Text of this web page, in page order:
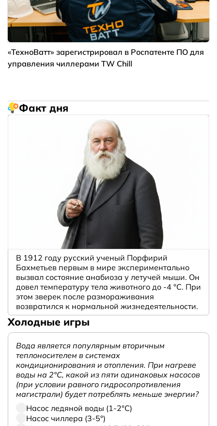
«ТехноВатт» зарегистрировал в Роспатенте ПО для
управления чиллерами TW Chill
Факт дня
В 1912 году русский ученый Порфирий
Бахметьев первым в мире экспериментально
вызвал состояние анабиоза у летучей мыши. Он
довел температуру тела животного до -4 °C. При
этом зверек после размораживания
возвратился к нормальной жизнедеятельности.
Холодные игры
Вода является популярным вторичным
теплоносителем в системах
кондиционирования и отопления. При нагреве
воды на 2°С, какой из пяти одинаковых насосов
(при условии равного гидросопротивления
магистрали) будет потреблять меньше энергии?
Насос ледяной воды (1-2°С)
Насос чиллера (3-5°)